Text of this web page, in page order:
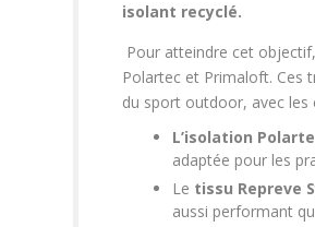
isolant recyclé.
Pour atteindre cet
Polartec et Primaloft. Ces
du sport outdoor, avec les
L’isolation
adaptée pour les
Le tissu Repreve
aussi performant